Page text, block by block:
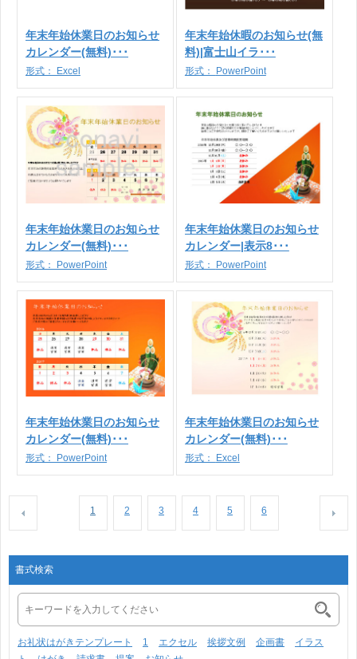
年末年始休業日のお知らせ
カレンダー(無料)･･･
形式： Excel
年末年始休暇のお知らせ(無
料)|富士山イラ･･･
形式： PowerPoint
年末年始休業日のお知らせ
カレンダー(無料)･･･
形式： PowerPoint
年末年始休業日のお知らせ
カレンダー|表示8･･･
形式： PowerPoint
年末年始休業日のお知らせ
カレンダー(無料)･･･
形式： PowerPoint
年末年始休業日のお知らせ
カレンダー(無料)･･･
形式： Excel
1 2 3 4 5 6
書式検索
お礼状はがきテンプレート 1 エクセル 挨拶文例 企画書
イラス